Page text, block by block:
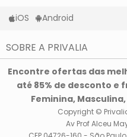
iOS Android
SOBRE A PRIVALIA
Privacidade e Cookies
Condições de uso
Encontre ofertas das
até 85% de desconto e
Feminina,
Copyright ©
Av Prof Alceu